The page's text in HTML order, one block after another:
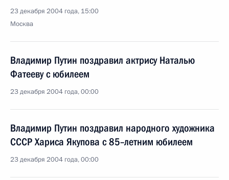
23 декабря 2004 года, 15:00
Москва
Владимир Путин поздравил актрису Наталью
Фатееву с юбилеем
23 декабря 2004 года, 00:00
Владимир Путин поздравил народного художника
СССР Хариса Якупова с 85–летним юбилеем
23 декабря 2004 года, 00:00